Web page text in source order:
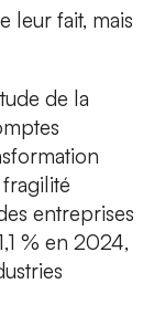
leur fait, mais
de la
entreprises
% en 2024,